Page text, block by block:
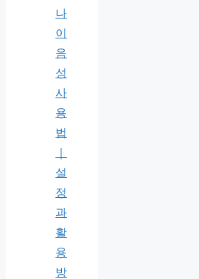
나
이
음
성
사
용
법
설
정
과
활
용
방